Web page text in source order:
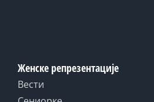
Женске репрезентације
Вести